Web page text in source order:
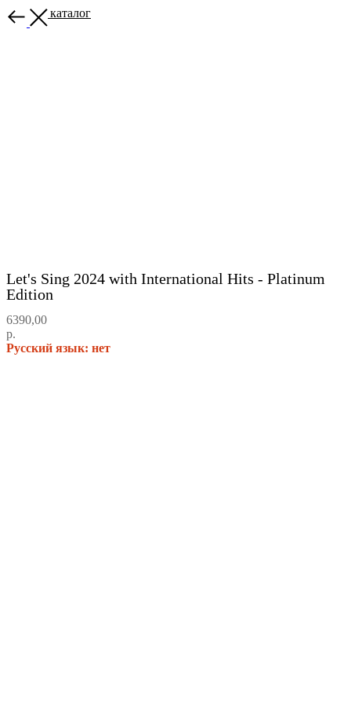
Назад в каталог
Let's Sing 2024 with International Hits - Platinum
Edition
6390,00
р.
Русский язык: нет